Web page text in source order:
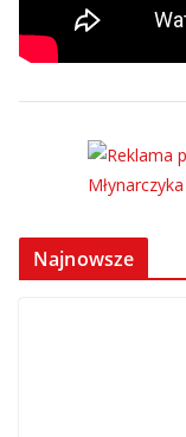
Najnowsze